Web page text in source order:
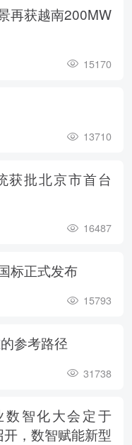
再获越南200MW
15170
13710
获批北京市首台
16487
标正式发布
15793
标准的参考路径
31738
智化大会定于
，数智赋能新型